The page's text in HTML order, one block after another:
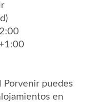
Porvenir puedes
en